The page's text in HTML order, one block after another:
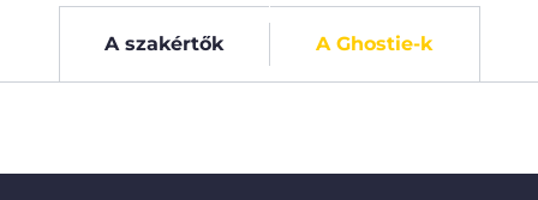
A szakértők A Ghostie-k